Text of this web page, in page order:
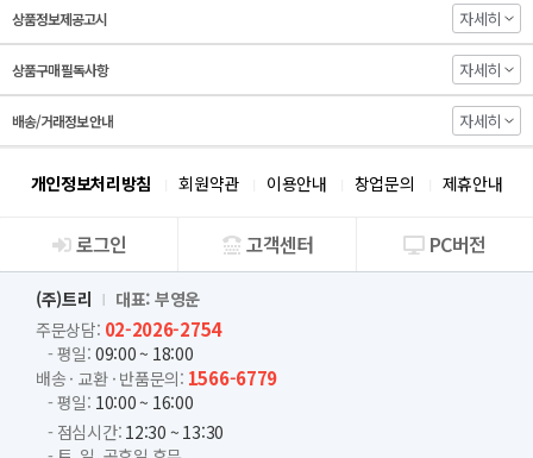
상품정보제공고시 자세히
상품구매 필독사항 자세히
배송/거래정보 안내 자세히
개인정보처리방침 회원약관 이용안내 창업문의 제휴안내
회사소개
로그인 고객센터 PC버전
(주)트리
대표: 부영운
주문상담: 02-2026-2754
- 평일: 09:00 ~ 18:00
배송 · 교환 · 반품문의: 1566-6779
- 평일: 10:00 ~ 16:00
- 점심시간: 12:30 ~ 13:30